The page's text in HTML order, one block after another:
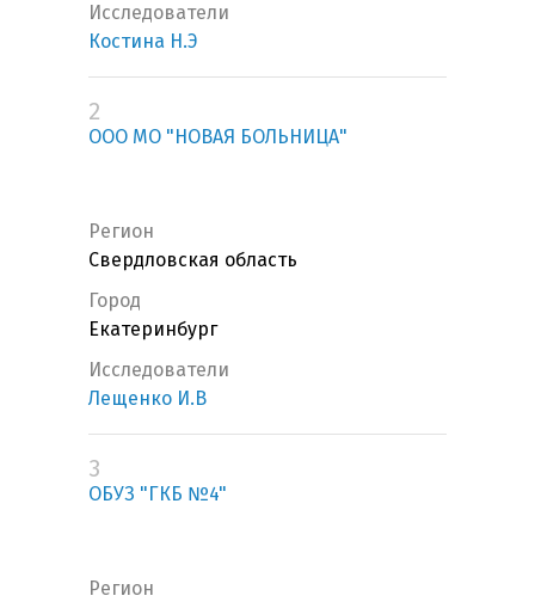
Исследователи
Костина Н.Э
2
ООО МО "НОВАЯ БОЛЬНИЦА"
Регион
Свердловская область
Город
Екатеринбург
Исследователи
Лещенко И.В
3
ОБУЗ "ГКБ №4"
Регион